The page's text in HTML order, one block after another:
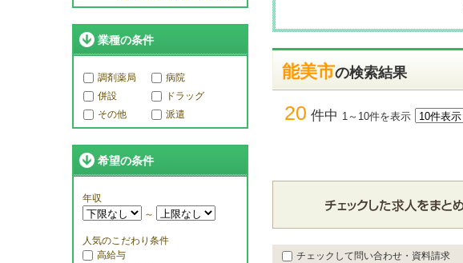
業種の条件
調剤薬局
病院
併設
ドラッグ
その他
派遣
希望の条件
年収
～
人気のこだわり条件
高給与
能美市の検索結果
20 件中 1～10件を表示
チェックして問い合わせ・資料請求